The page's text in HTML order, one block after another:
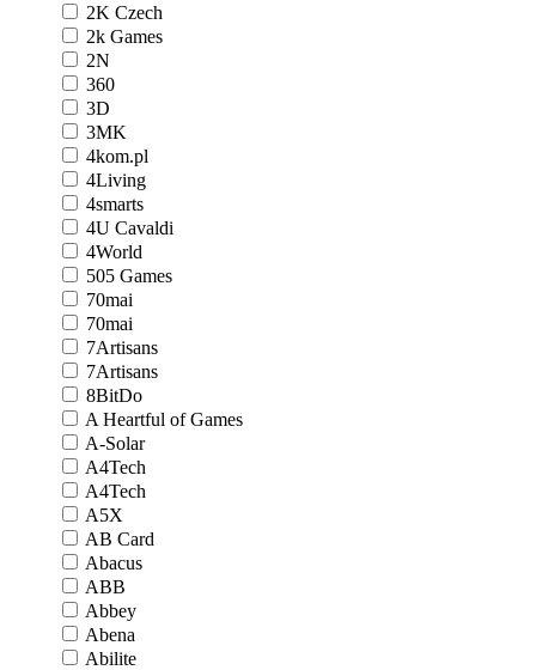
2K Czech
2k Games
2N
360
3D
3MK
4kom.pl
4Living
4smarts
4U Cavaldi
4World
505 Games
70mai
70mai
7Artisans
7Artisans
8BitDo
A Heartful of Games
A-Solar
A4Tech
A4Tech
A5X
AB Card
Abacus
ABB
Abbey
Abena
Abilite